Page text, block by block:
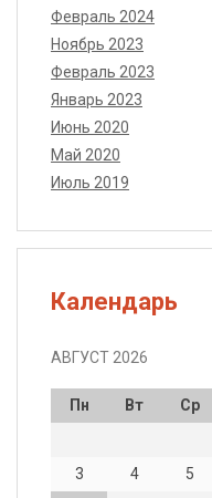
Февраль 2024
Ноябрь 2023
Февраль 2023
Январь 2023
Июнь 2020
Май 2020
Июль 2019
Календарь
АВГУСТ 2026
Пн Вт Ср
3
4 5